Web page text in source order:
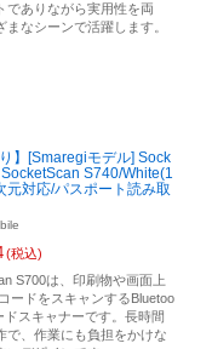
でありながら実用性を両
まなシーンで活躍します。
り】[Smaregiモデル] Sock
S740/White(1
元対応/パスポート読み取
(税込)
S700は、印刷物や画面上
ードをスキャンするBluetoo
ドスキャナーです。長時間
で、作業にも負担をかけな